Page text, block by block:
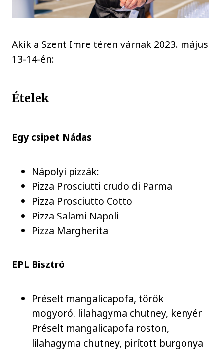
Akik a Szent Imre téren várnak 2023. május
13-14-én:
Ételek
Egy csipet Nádas
Nápolyi pizzák:
Pizza Prosciutti crudo di Parma
Pizza Prosciutto Cotto
Pizza Salami Napoli
Pizza Margherita
EPL Bisztró
Préselt mangalicapofa, török
mogyoró, lilahagyma chutney, kenyér
Préselt mangalicapofa roston,
lilahagyma chutney, pirított burgonya